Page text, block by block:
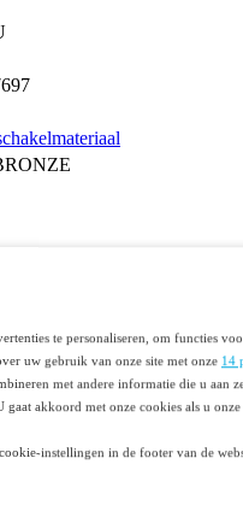
te personaliseren, om functies
uw gebruik van onze site met onze 14
met andere informatie die u aan
gaat akkoord met onze cookies als u
instellingen in de footer van de